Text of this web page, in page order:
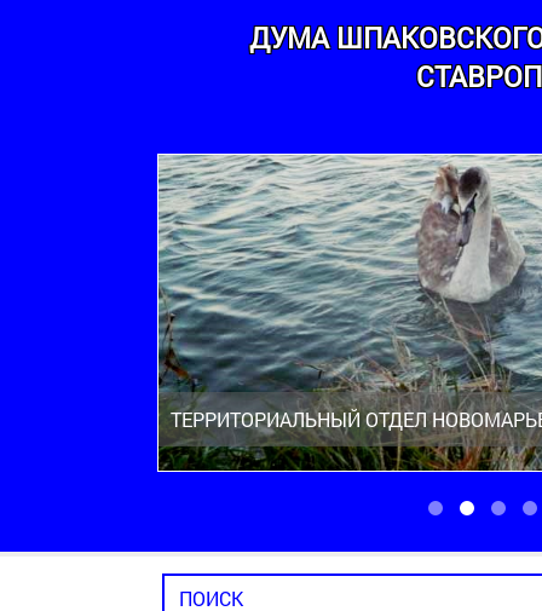
ДУМА
ТЕРРИТОРИАЛЬНЫЙ ОТДЕЛ